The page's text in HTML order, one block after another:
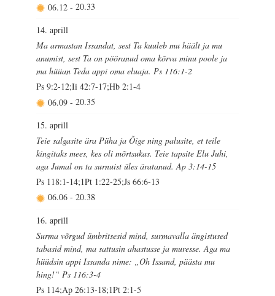
06.12 - 20.33
14. aprill
Ma armastan Issandat, sest Ta kuuleb mu häält ja mu
anumist, sest Ta on pööranud oma kõrva minu poole ja
ma hüüan Teda appi oma eluaja. Ps 116:1-2
Ps 9:2-12;Ii 42:7-17;Hb 2:1-4
06.09 - 20.35
15. aprill
Teie salgasite ära Püha ja Õige ning palusite, et teile
kingitaks mees, kes oli mõrtsukas. Teie tapsite Elu Juhi,
aga Jumal on ta surnuist üles äratanud. Ap 3:14-15
Ps 118:1-14;1Pt 1:22-25;Js 66:6-13
06.06 - 20.38
16. aprill
Surma võrgud ümbritsesid mind, surmavalla ängistused
tabasid mind, ma sattusin ahastusse ja muresse. Aga ma
hüüdsin appi Issanda nime: „Oh Issand, päästa mu
hing!“ Ps 116:3-4
Ps 114;Ap 26:13-18;1Pt 2:1-5